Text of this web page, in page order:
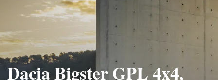
Dacia Bigster GPL 4x4,